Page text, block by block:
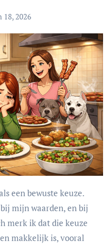
18, 2026
mijn waarden, en bij
merk ik dat die keuze
makkelijk is, vooral